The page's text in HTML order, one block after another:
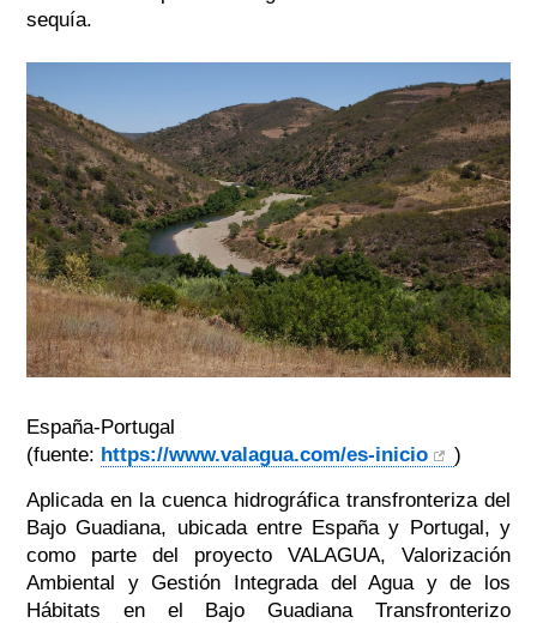
sequía.
España-Portugal
(fuente: https://www.valagua.com/es-inicio
)
Aplicada en lacuenca hidrográfica transfronteriza del
Bajo Guadiana, ubicada entre España y Portugal, y
como parte del proyecto VALAGUA, Valorización
Ambiental y Gestión Integrada del Agua y de los
Hábitats en el Bajo Guadiana Transfronterizo